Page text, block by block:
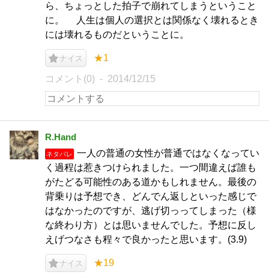
ら、ちょっとした拍子で崩れてしまうということ
に。 人生は個人の選択とは関係なく壊れるとき
には壊れるものだということに。
ナイス ★1
コメント(0) 2014/12/15
R.Hand
ネタバレ
一人の普通の女性が普通ではなくなってい
く過程は惹きつけられました。一つ間違えば誰も
がたどる可能性のある道かもしれません。最後の
背乗りは予想でき、どんでん返しといった感じで
はなかったのですが、逃げ切っってしまった（様
な終わり方）とは思いませんでした。予想に反し
えげつなさも程々で良かったと思います。(3.9)
ナイス ★19